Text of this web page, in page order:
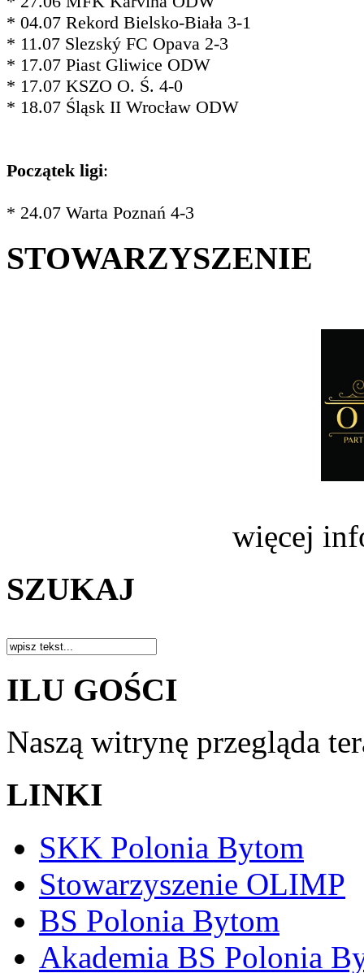
* 04.07 Rekord Bielsko-Biała 3-1
* 11.07 Slezský FC Opava 2-3
* 17.07 Piast Gliwice ODW
* 17.07 KSZO O. Ś. 4-0
* 18.07 Śląsk II Wrocław ODW
Początek ligi:
* 24.07 Warta Poznań 4-3
STOWARZYSZENIE
więcej
SZUKAJ
ILU GOŚCI
Naszą witrynę przegląda
LINKI
SKK Polonia Bytom
Stowarzyszenie OLIMP
BS Polonia Bytom
Akademia BS Polonia